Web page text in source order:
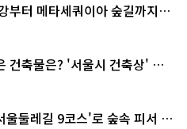
부터 메타세쿼이아 숲길까지…
건축물은? '서울시 건축상' 수
둘레길 9코스'로 숲속 피서 떠